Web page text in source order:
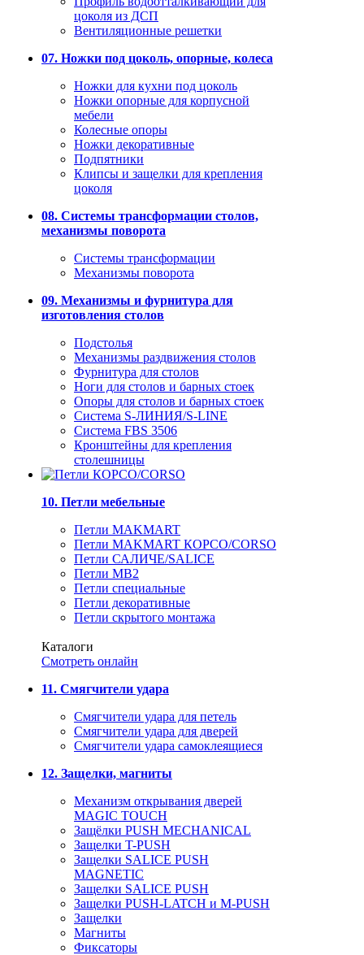
цоколя из ДСП
Вентиляционные решетки
07. Ножки под цоколь, опорные, колеса
Ножки для кухни под цоколь
Ножки опорные для корпусной
мебели
Колесные опоры
Ножки декоративные
Подпятники
Клипсы и защелки для крепления
цоколя
08. Системы трансформации столов,
механизмы поворота
Системы трансформации
Механизмы поворота
09. Механизмы и фурнитура для
изготовления столов
Подстолья
Механизмы раздвижения столов
Фурнитура для столов
Ноги для столов и барных стоек
Опоры для столов и барных стоек
Система S-ЛИНИЯ/S-LINE
Система FBS 3506
Кронштейны для крепления
столешницы
10. Петли мебельные
Петли MAKMART
Петли MAKMART КОРСО/CORSO
Петли САЛИЧЕ/SALICE
Петли MB2
Петли специальные
Петли декоративные
Петли скрытого монтажа
Каталоги
Смотреть онлайн
11. Смягчители удара
Смягчители удара для петель
Смягчители удара для дверей
Cмягчители удара самоклеящиеся
12. Защелки, магниты
Механизм открывания дверей
MAGIC TOUCH
Защёлки PUSH MECHANICAL
Защелки T-PUSH
Защелки SALICE PUSH
MAGNETIC
Защелки SALICE PUSH
Защелки PUSH-LATCH и M-PUSH
Защелки
Магниты
Фиксаторы